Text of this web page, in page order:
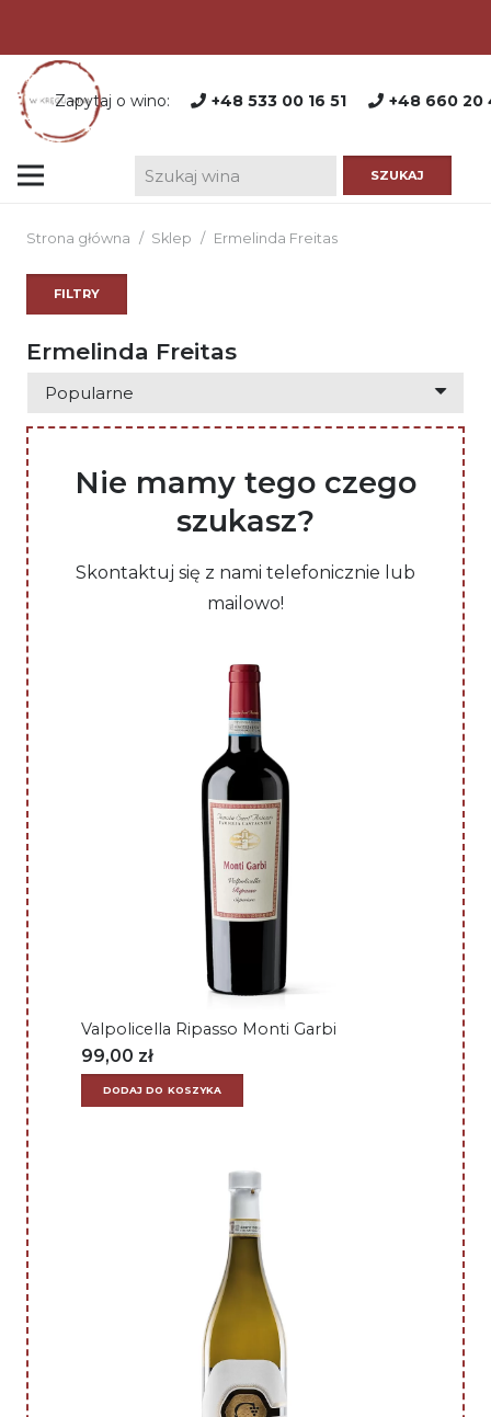
Zapytaj o wino: +48 533 00 16 51 +48 660 20
Strona główna / Sklep / Ermelinda Freitas
Ermelinda Freitas
Nie mamy tego czego
szukasz?
Skontaktuj się z nami telefonicznie lub
mailowo!
Valpolicella Ripasso Monti Garbi
99,00 zł
DODAJ DO KOSZYKA
FILTRY